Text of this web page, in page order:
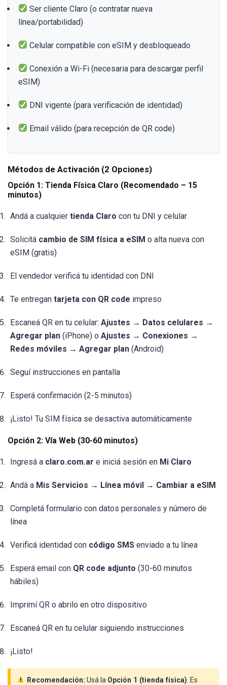
Ser cliente Claro (o contratar nueva
línea/portabilidad)
Celular compatible con eSIM y desbloqueado
Conexión a Wi-Fi (necesaria para descargar perfil
eSIM)
DNI vigente (para verificación de identidad)
Email válido (para recepción de QR code)
Métodos de Activación (2 Opciones)
Opción 1: Tienda Física Claro (Recomendado – 15
minutos)
Andá a cualquier tienda Claro con tu DNI y celular
Solicitá cambio de SIM física a eSIM o alta nueva con
eSIM (gratis)
El vendedor verificá tu identidad con DNI
Te entregan tarjeta con QR code impreso
Escaneá QR en tu celular: Ajustes → Datos celulares →
Agregar plan (iPhone) o Ajustes → Conexiones →
Redes móviles → Agregar plan (Android)
Seguí instrucciones en pantalla
Esperá confirmación (2-5 minutos)
¡Listo! Tu SIM física se desactiva automáticamente
Opción 2: Vía Web (30-60 minutos)
Ingresá a claro.com.ar e iniciá sesión en Mi Claro
Andá a Mis Servicios → Línea móvil → Cambiar a eSIM
Completá formulario con datos personales y número de
línea
Verificá identidad con código SMS enviado a tu línea
Esperá email con QR code adjunto (30-60 minutos
hábiles)
Imprimí QR o abrilo en otro dispositivo
Escaneá QR en tu celular siguiendo instrucciones
¡Listo!
Recomendación: Usá la Opción 1 (tienda física) . Es